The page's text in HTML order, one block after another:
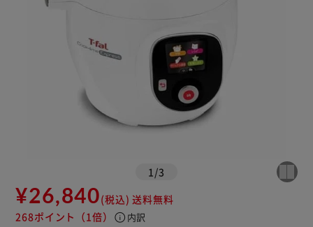
1 /3
¥26,840(税込) 送料無料
268ポイント （1倍） info 内訳